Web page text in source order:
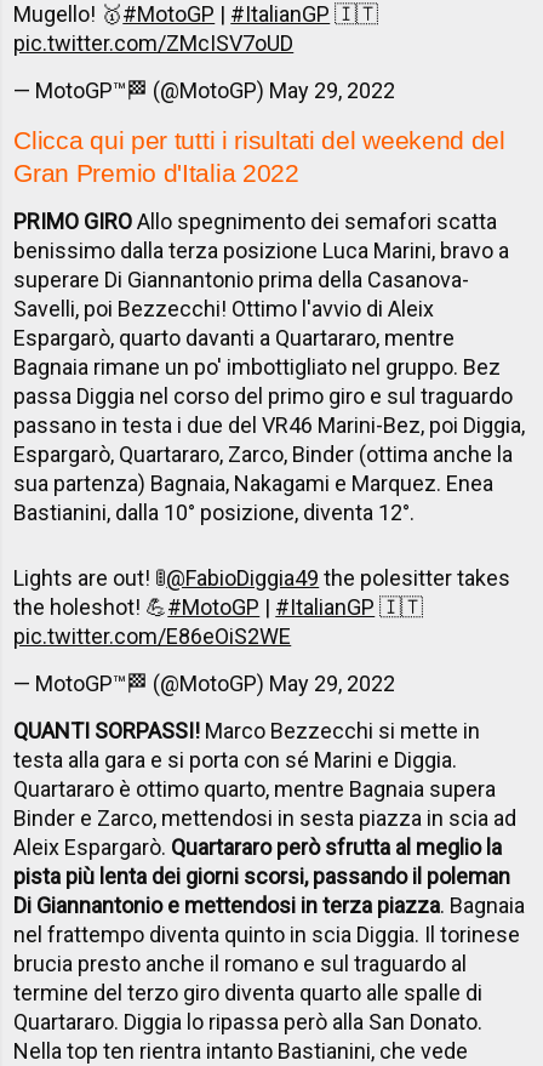
Mugello! 🥇#MotoGP | #ItalianGP 🇮🇹
pic.twitter.com/ZMcISV7oUD
— MotoGP™🏁 (@MotoGP) May 29, 2022
Clicca qui per tutti i risultati del weekend del
Gran Premio d'Italia 2022
PRIMO GIROAllo spegnimento dei semafori scatta
benissimo dalla terza posizione Luca Marini, bravo a
superare Di Giannantonio prima della Casanova-
Savelli, poi Bezzecchi! Ottimo l'avvio di Aleix
Espargarò, quarto davanti a Quartararo, mentre
Bagnaia rimane un po' imbottigliato nel gruppo. Bez
passa Diggia nel corso del primo giro e sul traguardo
passano in testa i due del VR46 Marini-Bez, poi Diggia,
Espargarò, Quartararo, Zarco, Binder (ottima anche la
sua partenza) Bagnaia, Nakagami e Marquez. Enea
Bastianini, dalla 10° posizione, diventa 12°.
Lights are out! 🚦@FabioDiggia49 the polesitter takes
the holeshot! 💪#MotoGP | #ItalianGP 🇮🇹
pic.twitter.com/E86eOiS2WE
— MotoGP™🏁 (@MotoGP) May 29, 2022
QUANTI SORPASSI! Marco Bezzecchi si mette in
testa alla gara e si porta con sé Marini e Diggia.
Quartararo è ottimo quarto, mentre Bagnaia supera
Binder e Zarco, mettendosi in sesta piazza in scia ad
Aleix Espargarò. Quartararo però sfrutta al meglio la
pista più lenta dei giorni scorsi, passando il poleman
Di Giannantonio e mettendosi in terza piazza. Bagnaia
nel frattempo diventa quinto in scia Diggia. Il torinese
brucia presto anche il romano e sul traguardo al
termine del terzo giro diventa quarto alle spalle di
Quartararo. Diggia lo ripassa però alla San Donato.
Nella top ten rientra intanto Bastianini, che vede